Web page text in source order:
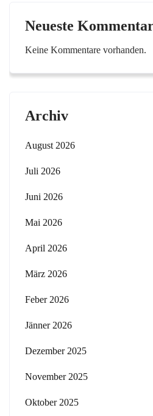
Neueste
Keine Kommentare vorhanden.
Archiv
August 2026
Juli 2026
Juni 2026
Mai 2026
April 2026
März 2026
Feber 2026
Jänner 2026
Dezember 2025
November 2025
Oktober 2025